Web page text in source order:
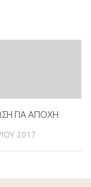
ΓΙΑ ΑΠΟΧΗ
2017